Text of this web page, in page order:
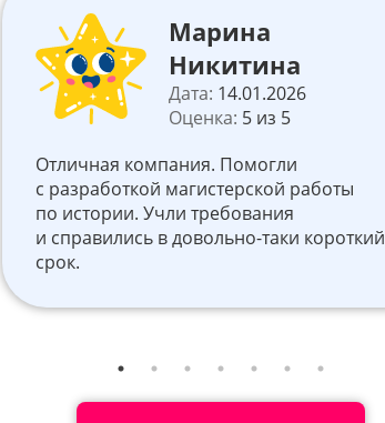
Марина
Никитина
Дата: 14.01.2026
Оценка: 5 из 5
Отличная компания. Помогли
с разработкой магистерской работы
по истории. Учли требования
и справились в довольно-таки короткий
срок.